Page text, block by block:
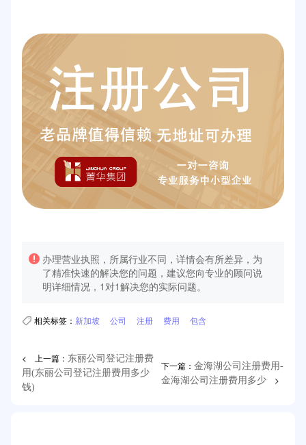
办理营业执照，所属行业不同，详情会有所差异，为
了精准快速的解决您的问题，建议您向专业的顾问说
明详细情况，1对1解决您的实际问题。
相关标签： 新加坡 公司 注册 费用 包含
< 上一篇： 东丽公司登记注册费
用(东丽公司登记注册费用多少
钱)
下一篇：金海湖公司注册费用-
金海湖公司注册费用多少 >